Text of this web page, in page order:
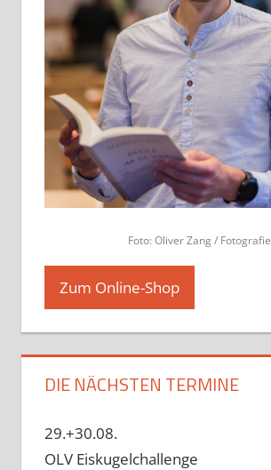
Foto: Oliver Zang / Fotografie
Zum Online-Shop
DIE NÄCHSTEN TERMINE
29.+30.08.
OLV Eiskugelchallenge